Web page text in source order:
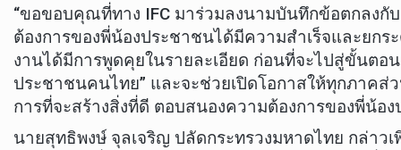
“ขอขอบคุณที่ทาง IFC มาร่วมลงนามบันทึกข้อตกลงกั
ต้องการของพี่น้องประชาชนได้มีความสำเร็จและยก
งานได้มีการพูดคุยในรายละเอียด ก่อนที่จะไปสู่ขั้นต
ประชาชนคนไทย” และจะช่วยเปิดโอกาสให้ทุกภาคส่
การที่จะสร้างสิ่งที่ดี ตอบสนองความต้องการของพี่น้อ
นายสุทธิพงษ์ จุลเจริญ ปลัดกระทรวงมหาดไทย กล่า